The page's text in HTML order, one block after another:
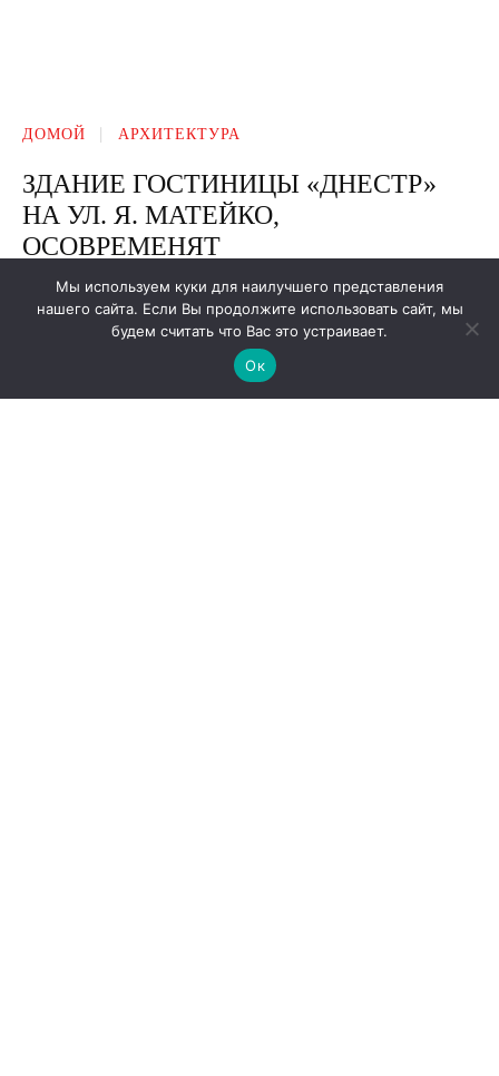
Мы используем куки для наилучшего представления
нашего сайта. Если Вы продолжите использовать сайт, мы
будем считать что Вас это устраивает.
Ок